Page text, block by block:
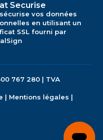
Securise
sécurise vos données
en utilisant un
SSL fourni par
767 280 | TVA
| Mentions légales |